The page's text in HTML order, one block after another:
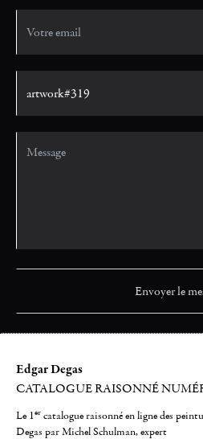
Edgar Degas
CATALOGUE RAISONNÉ
Le 1er catalogue raisonné en ligne des
Degas par Michel Schulman, expert